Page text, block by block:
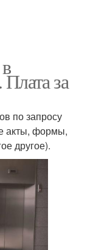
за
по запросу
акты, формы,
другое).